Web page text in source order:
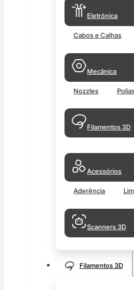
Eletrónica
Cabos e Calhas
Mecânica
Nozzles
Filamentos 3D
Acessórios
Aderência
Scanners 3D
Filamentos 3D